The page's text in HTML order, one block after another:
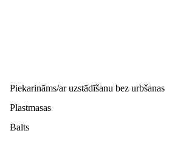
Piekarināms/ar uzstādīšanu bez urbšanas
Plastmasas
Balts